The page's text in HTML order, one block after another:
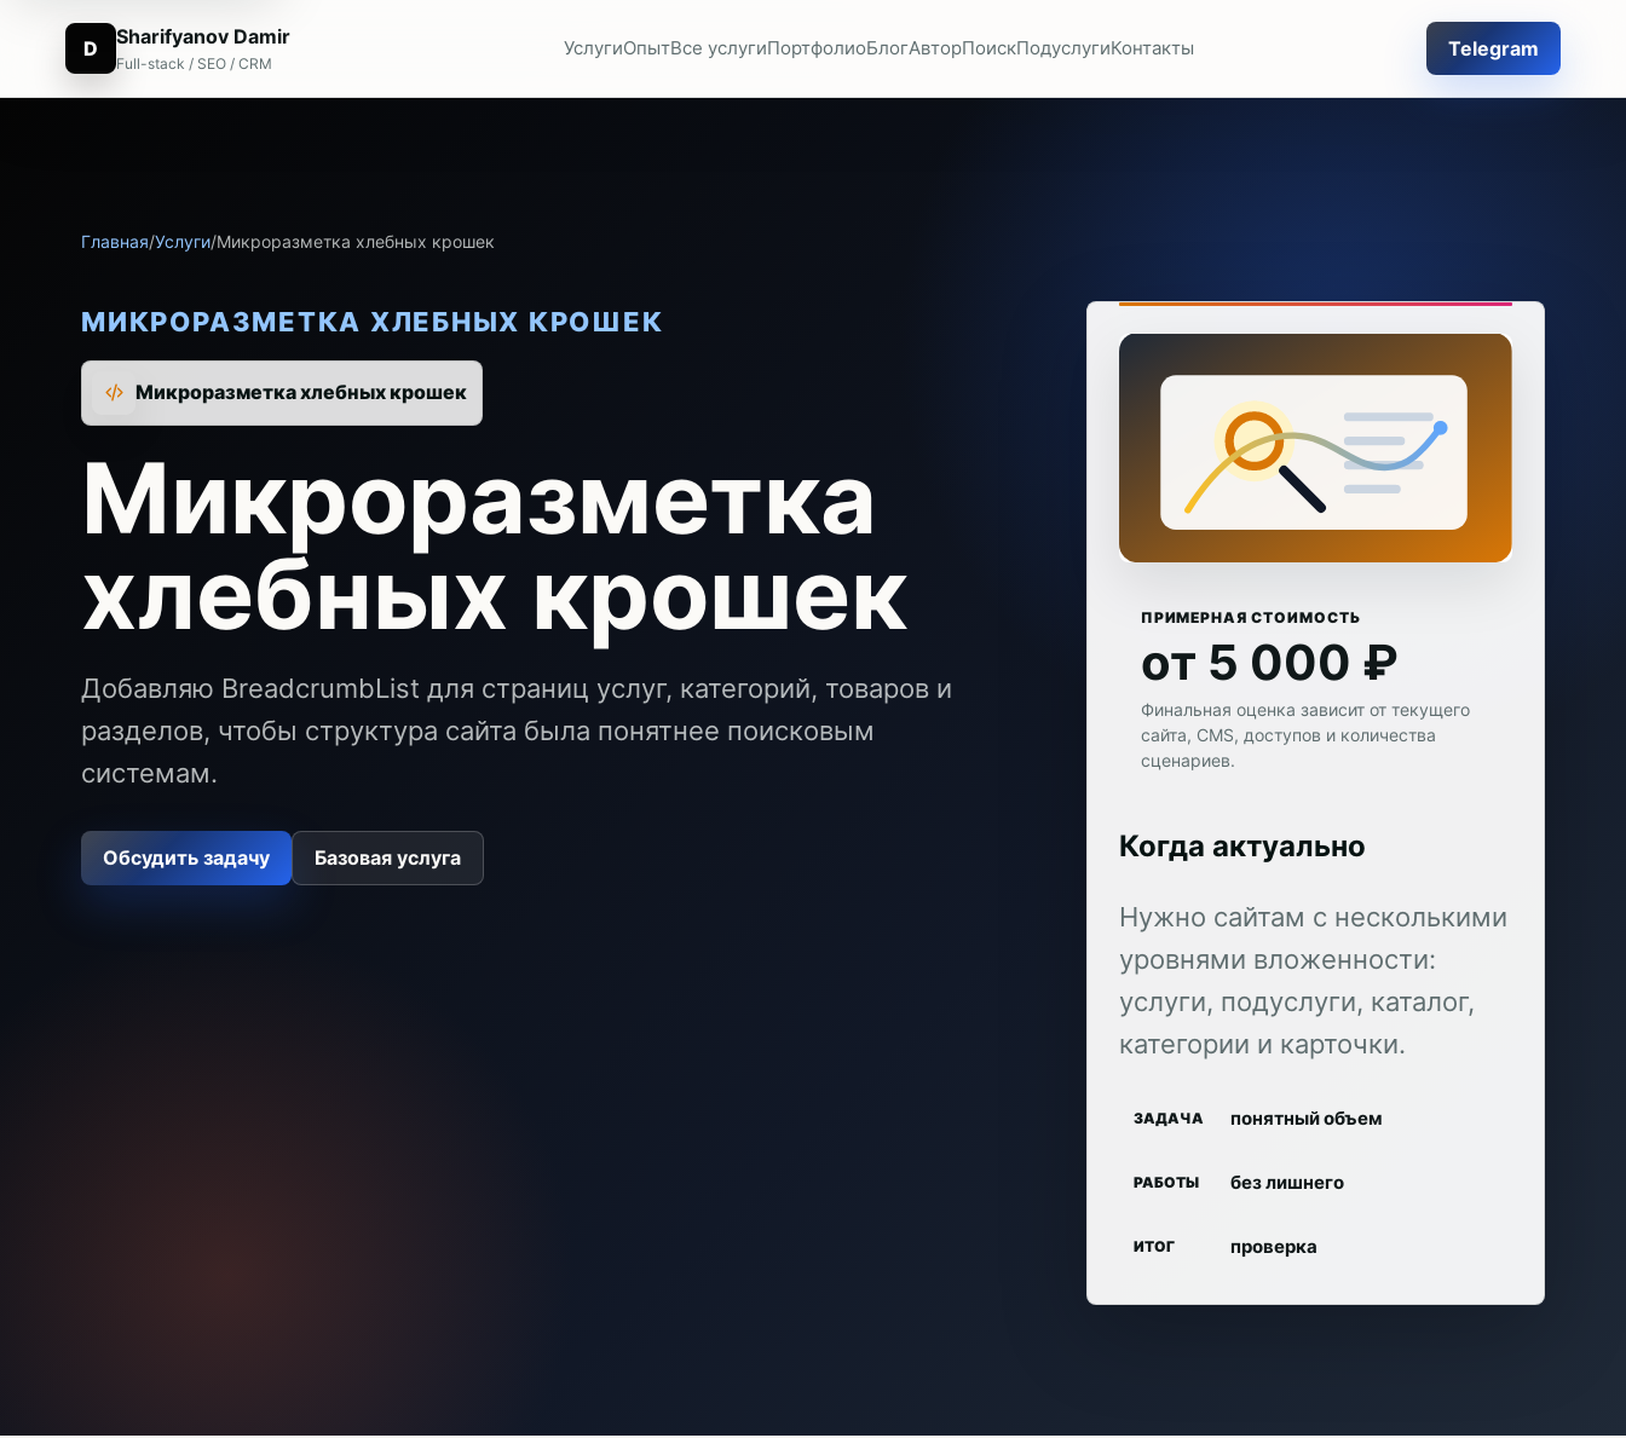
D Sharifyanov Damir
Full-stack / SEO / CRM
УслугиОпытВсе услугиПортфолиоБлогАвторПоискПодуслугиКонтакты Telegram
Главная/Услуги/Микроразметка хлебных крошек
МИКРОРАЗМЕТКА ХЛЕБНЫХ КРОШЕК
Микроразметка хлебных крошек
Микроразметка
хлебных крошек
Добавляю BreadcrumbList для страниц услуг, категорий, товаров и
разделов, чтобы структура сайта была понятнее поисковым
системам.
Обсудить задачу Базовая услуга
ПРИМЕРНАЯ СТОИМОСТЬ
от 5 000 ₽
Финальная оценка зависит от текущего
сайта, CMS, доступов и количества
сценариев.
Когда актуально
Нужно сайтам с несколькими
уровнями вложенности:
услуги, подуслуги, каталог,
категории и карточки.
ЗАДАЧА понятный объем
РАБОТЫ без лишнего
ИТОГ проверка